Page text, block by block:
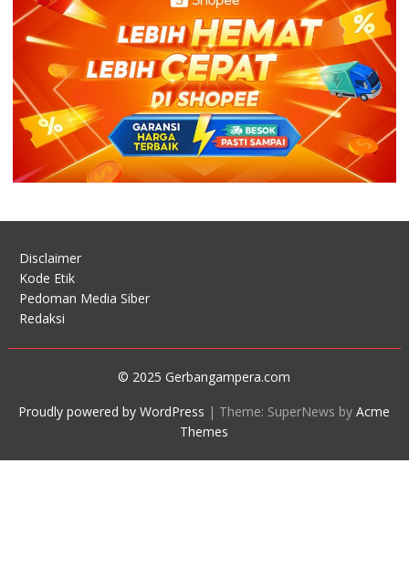
Disclaimer
Kode Etik
Pedoman Media Siber
Redaksi
© 2025 Gerbangampera.com
Proudly powered by WordPress | Theme: SuperNews byAcme
Themes